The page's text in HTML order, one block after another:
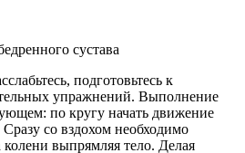
подготовьтесь к
упражнений. Выполнение
по кругу начать движение
со вздохом необходимо
колени выпрямляя тело. Делая